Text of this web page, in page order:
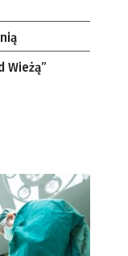
Wieżą”